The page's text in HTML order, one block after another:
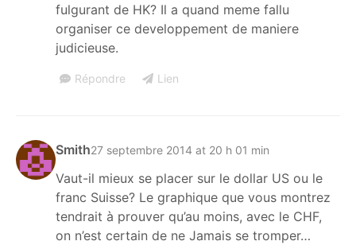
fulgurant de HK? Il a quand meme fallu
organiser ce developpement de maniere
judicieuse.
Répondre Lien
Smith27 septembre 2014 at 20 h 01 min
Vaut-il mieux se placer sur le dollar US ou le
franc Suisse? Le graphique que vous montrez
tendrait à prouver qu’au moins, avec le CHF,
on n’est certain de ne Jamais se tromper…